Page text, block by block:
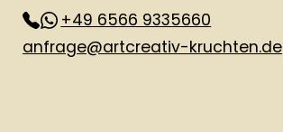
+49 6566 9335660
anfrage@artcreativ-kruchten.de